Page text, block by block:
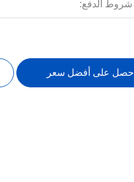
شروط الدفع:
احصل على أفضل سعر